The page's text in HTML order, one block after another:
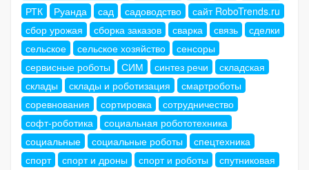
РТК
Руанда сад садоводство
сайт RoboTrends.ru
сбор урожая
сборка заказов сварка связь
сделки
сельское
сельское хозяйство
сенсоры
сервисные роботы
СИМ синтез речи
складская
склады
склады и роботизация
смартроботы
соревнования
сортировка
сотрудничество
софт-роботика
социальная робототехника
социальные
социальные роботы
спецтехника
спорт
спорт и дроны спорт и роботы
спутниковая